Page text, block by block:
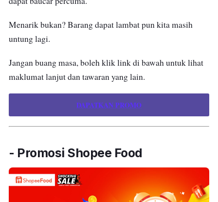
Menarik bukan? Barang dapat lambat pun kita masih
untung lagi.
Jangan buang masa, boleh klik link di bawah untuk lihat
maklumat lanjut dan tawaran yang lain.
DAPATKAN PROMO
- Promosi Shopee Food